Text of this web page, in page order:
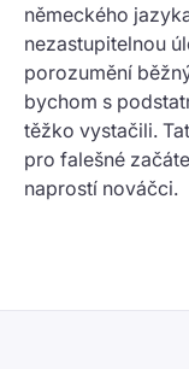
německého
nezastupitelnou
porozumění
bychom s
těžko vystačili.
pro falešné
naprostí nováčci.